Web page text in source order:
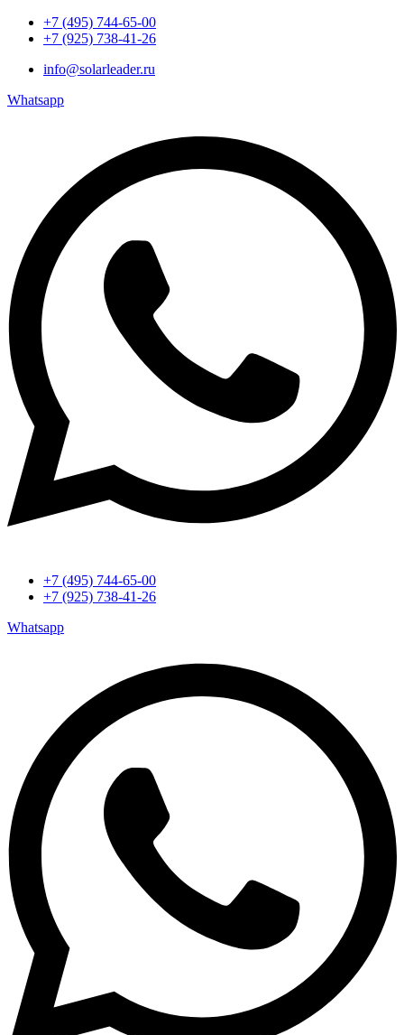
+7 (495) 744-65-00
+7 (925) 738-41-26
info@solarleader.ru
Whatsapp
+7 (495) 744-65-00
+7 (925) 738-41-26
Whatsapp